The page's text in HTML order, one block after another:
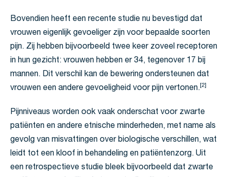
Bovendien heeft een recente studie nu bevestigd dat
vrouwen eigenlijk gevoeliger zijn voor bepaalde soorten
pijn. Zij hebben bijvoorbeeld twee keer zoveel receptoren
in hun gezicht: vrouwen hebben er 34, tegenover 17 bij
mannen. Dit verschil kan de bewering ondersteunen dat
vrouwen een andere gevoeligheid voor pijn vertonen.[2]
Pijnniveaus worden ook vaak onderschat voor zwarte
patiënten en andere etnische minderheden, met name als
gevolg van misvattingen over biologische verschillen, wat
leidt tot een kloof in behandeling en patiëntenzorg. Uit
een retrospectieve studie bleek bijvoorbeeld dat zwarte